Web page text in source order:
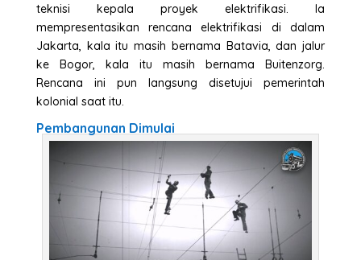
teknisi kepala proyek elektrifikasi. Ia
mempresentasikan rencana elektrifikasi di dalam
Jakarta, kala itu masih bernama Batavia, dan jalur
ke Bogor, kala itu masih bernama Buitenzorg.
Rencana ini pun langsung disetujui pemerintah
kolonial saat itu.
Pembangunan Dimulai